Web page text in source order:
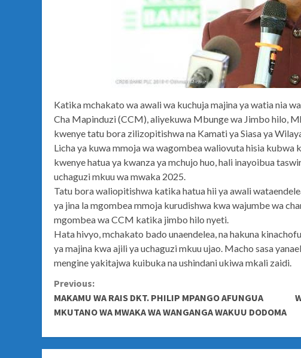
Katika mchakato wa awali wa kuchuja majina ya watia nia
Cha Mapinduzi (CCM), aliyekuwa Mbunge wa Jimbo hilo,
kwenye tatu bora zilizopitishwa na Kamati ya Siasa ya
Licha ya kuwa mmoja wa wagombea waliovuta hisia kubwa
kwenye hatua ya kwanza ya mchujo huo, hali inayoibua
uchaguzi mkuu wa mwaka 2025.
Tatu bora waliopitishwa katika hatua hii ya awali
ya jina la mgombea mmoja kurudishwa kwa wajumbe wa
mgombea wa CCM katika jimbo hilo nyeti.
Hata hivyo, mchakato bado unaendelea, na hakuna
ya majina kwa ajili ya uchaguzi mkuu ujao. Macho sasa
mengine yakitajwa kuibuka na ushindani ukiwa mkali zaidi.
Continue
Reading
Previous:
MAKAMU WA RAIS DKT. PHILIP MPANGO AFUNGUA
MKUTANO WA MWAKA WA WANGANGA WAKUU DODOMA